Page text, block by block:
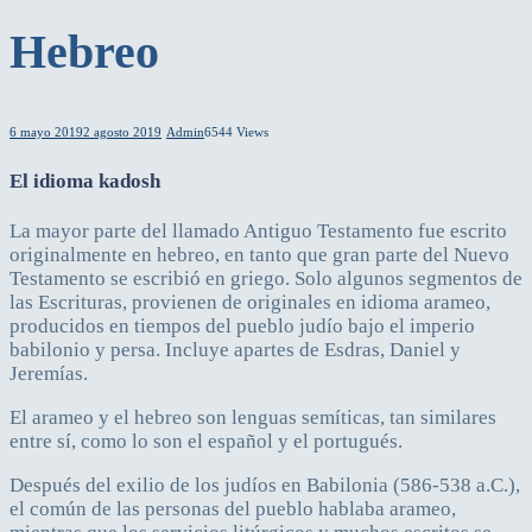
Hebreo
6 mayo 20192 agosto 2019 Admin6544 Views
El idioma kadosh
La mayor parte del llamado Antiguo Testamento fue escrito
originalmente en hebreo, en tanto que gran parte del Nuevo
Testamento se escribió en griego. Solo algunos segmentos de
las Escrituras, provienen de originales en idioma arameo,
producidos en tiempos del pueblo judío bajo el imperio
babilonio y persa. Incluye apartes de Esdras, Daniel y
Jeremías.
El arameo y el hebreo son lenguas semíticas, tan similares
entre sí, como lo son el español y el portugués.
Después del exilio de los judíos en Babilonia (586-538 a.C.),
el común de las personas del pueblo hablaba arameo,